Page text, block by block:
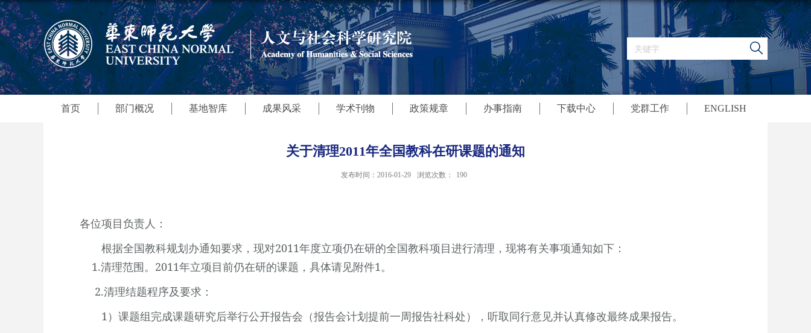
首页 部门概况 基地智库 成果风采 学术刊物 政策规章 办事指南 下载中心 党群工作 ENGLISH
关于清理2011年全国教科在研课题的通知
发布时间：2016-01-29 浏览次数： 190
各位项目负责人：
根据全国教科规划办通知要求，现对2011年度立项仍在研的全国教科项目进行清理，现将有关事项通知如下：
1.清理范围。 2011年立项目前仍在研的课题，具体请见附件1。
2.清理结题程序及要求：
1）课题组完成课题研究后举行公开报告会（报告会计划提前一周报告社科处），听取同行意见并认真修改最终成果报告。